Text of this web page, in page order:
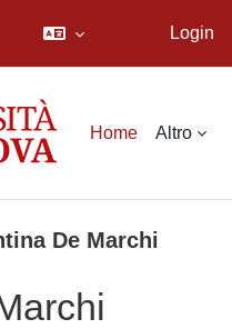
Login
Home Altro
De Marchi